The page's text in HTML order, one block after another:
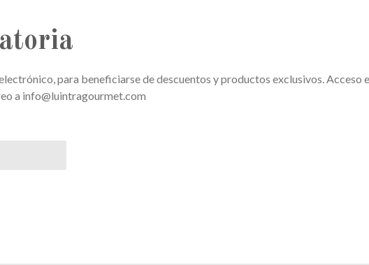
para beneficiarse de descuentos y productos exclusivos. Acceso
a info@luintragourmet.com